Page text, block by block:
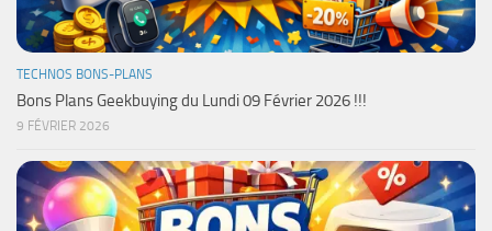
TECHNOS BONS-PLANS
Bons Plans Geekbuying du Lundi 09 Février 2026 !!!
9 FÉVRIER 2026